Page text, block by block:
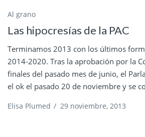
Al grano
Las hipocresías de la PAC
Terminamos 2013 con los últimos
2014-2020. Tras la aprobación por la
finales del pasado mes de junio, el
el ok el pasado 20 de noviembre y se
Elisa Plumed / 29 noviembre, 2013